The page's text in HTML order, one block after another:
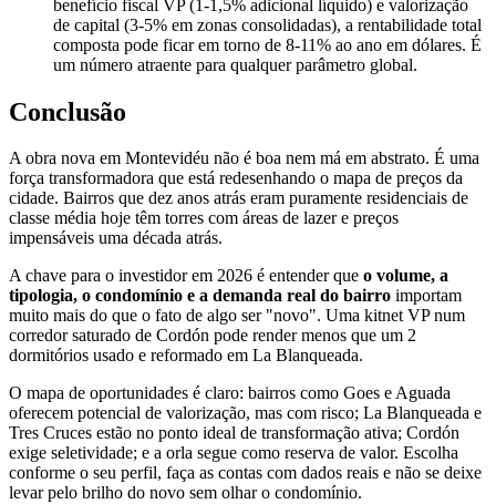
benefício fiscal VP (1-1,5% adicional líquido) e valorização
de capital (3-5% em zonas consolidadas), a rentabilidade total
composta pode ficar em torno de 8-11% ao ano em dólares. É
um número atraente para qualquer parâmetro global.
Conclusão
A obra nova em Montevidéu não é boa nem má em abstrato. É uma
força transformadora que está redesenhando o mapa de preços da
cidade. Bairros que dez anos atrás eram puramente residenciais de
classe média hoje têm torres com áreas de lazer e preços
impensáveis uma década atrás.
A chave para o investidor em 2026 é entender que o volume, a
tipologia, o condomínio e a demanda real do bairro importam
muito mais do que o fato de algo ser "novo". Uma kitnet VP num
corredor saturado de Cordón pode render menos que um 2
dormitórios usado e reformado em La Blanqueada.
O mapa de oportunidades é claro: bairros como Goes e Aguada
oferecem potencial de valorização, mas com risco; La Blanqueada e
Tres Cruces estão no ponto ideal de transformação ativa; Cordón
exige seletividade; e a orla segue como reserva de valor. Escolha
conforme o seu perfil, faça as contas com dados reais e não se deixe
levar pelo brilho do novo sem olhar o condomínio.